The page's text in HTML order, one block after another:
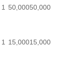
1 50,00050,000
1 15,00015,000